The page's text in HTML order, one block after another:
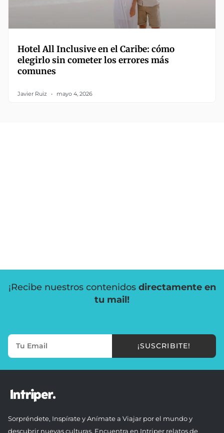
Hotel All Inclusive en el Caribe: cómo
elegirlo sin cometer los errores más
comunes
Javier Ruiz mayo 4, 2026
¡Recibe nuestros contenidos directamente en
tu mail!
¡SUSCRIBITE!
Sorpréndete, Inspírate y Anímate a Viajar por el mundo y
descubrir nuevas culturas. Encuentra en Intriper relatos de